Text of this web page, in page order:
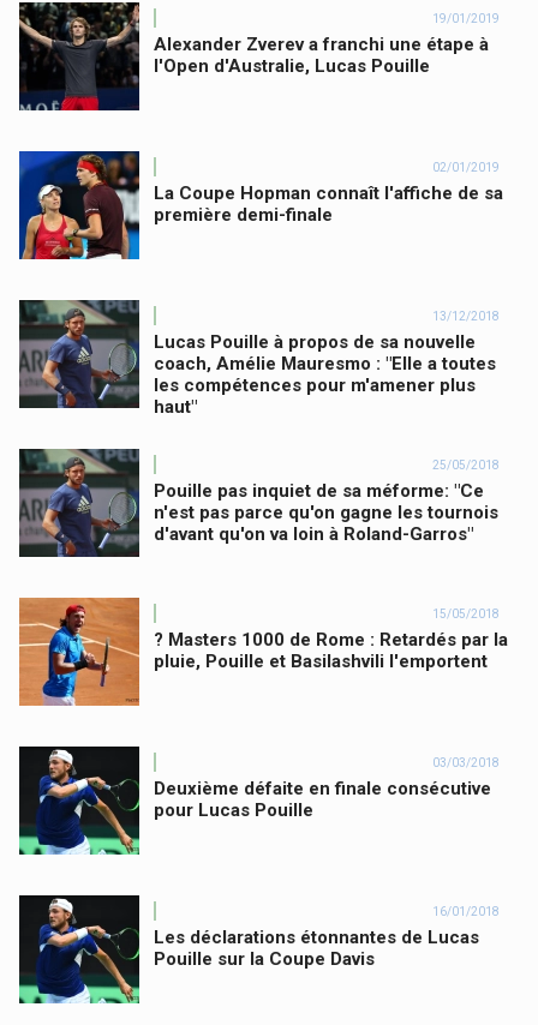
19/01/2019
Alexander Zverev a franchi une étape à
l'Open d'Australie, Lucas Pouille
02/01/2019
La Coupe Hopman connaît l'affiche de sa
première demi-finale
13/12/2018
Lucas Pouille à propos de sa nouvelle
coach, Amélie Mauresmo : "Elle a toutes
les compétences pour m'amener plus
haut"
25/05/2018
Pouille pas inquiet de sa méforme: "Ce
n'est pas parce qu'on gagne les tournois
d'avant qu'on va loin à Roland-Garros"
15/05/2018
? Masters 1000 de Rome : Retardés par la
pluie, Pouille et Basilashvili l'emportent
03/03/2018
Deuxième défaite en finale consécutive
pour Lucas Pouille
16/01/2018
Les déclarations étonnantes de Lucas
Pouille sur la Coupe Davis